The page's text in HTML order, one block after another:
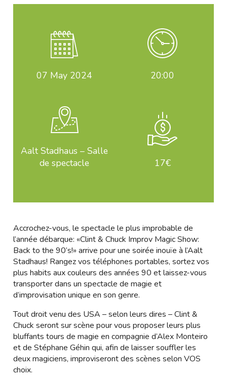
07 May 2024 20:00
Aalt Stadhaus – Salle
de spectacle
17€
Accrochez-vous, le spectacle le plus improbable de
l’année débarque: «Clint & Chuck Improv Magic Show:
Back to the 90’s!» arrive pour une soirée inouïe à l’Aalt
Stadhaus! Rangez vos téléphones portables, sortez vos
plus habits aux couleurs des années 90 et laissez-vous
transporter dans un spectacle de magie et
d’improvisation unique en son genre.
Tout droit venu des USA – selon leurs dires – Clint &
Chuck seront sur scène pour vous proposer leurs plus
bluffants tours de magie en compagnie d’Alex Monteiro
et de Stéphane Géhin qui, afin de laisser souffler les
deux magiciens, improviseront des scènes selon VOS
choix.